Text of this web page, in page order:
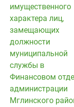
имущественного
характера лиц,
замещающих
должности
муниципальной
службы в
Финансовом
администрации
Мглинского